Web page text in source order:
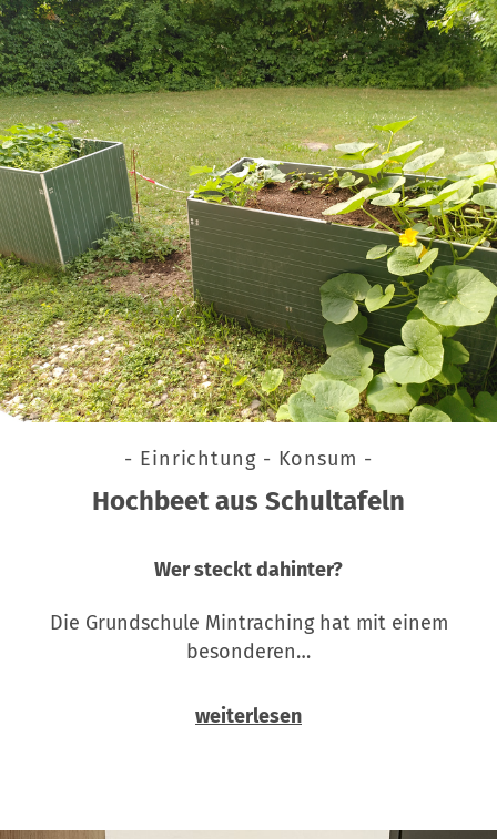
- Einrichtung - Konsum -
Hochbeet aus Schultafeln
Wer steckt dahinter?
Die Grundschule Mintraching hat mit einem
besonderen…
weiterlesen